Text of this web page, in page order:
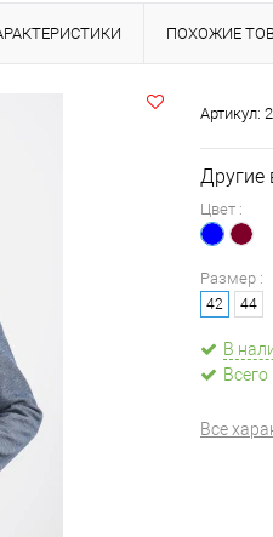
ПОХОЖИЕ
Артикул:
Другие
Цвет :
Размер :
42 44
В
Все